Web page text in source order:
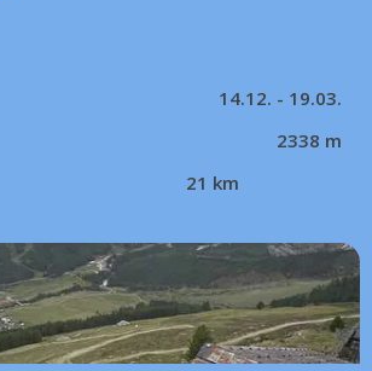
14.12. - 19.03.
2338 m
21 km
19 km